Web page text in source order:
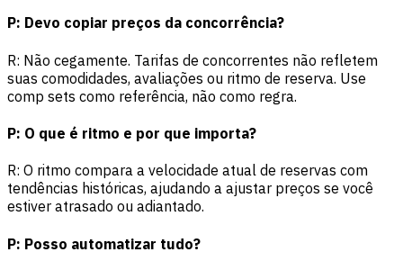
P: Devo copiar preços da concorrência?
R: Não cegamente. Tarifas de concorrentes não refletem
suas comodidades, avaliações ou ritmo de reserva. Use
comp sets como referência, não como regra.
P: O que é ritmo e por que importa?
R: O ritmo compara a velocidade atual de reservas com
tendências históricas, ajudando a ajustar preços se você
estiver atrasado ou adiantado.
P: Posso automatizar tudo?